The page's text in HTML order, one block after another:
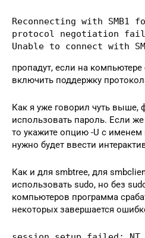
Reconnecting with
protocol negotiation failed:
Unable to connect with
пропадут, если на компьютере
включить поддержку
Как я уже говорил чуть выше,
использовать пароль. Если
то укажите опцию -U с именем
нужно будет ввести
Как и для smbtree, для
использовать sudo, но без
компьютеров программа
некоторых завершается